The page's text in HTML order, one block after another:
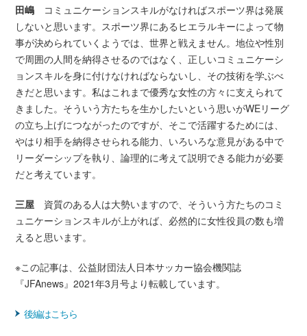
田嶋 コミュニケーションスキルがなければスポーツ界は発展
しないと思います。スポーツ界にあるヒエラルキーによって物
事が決められていくようでは、世界と戦えません。地位や性別
で周囲の人間を納得させるのではなく、正しいコミュニケーシ
ョンスキルを身に付けなければならないし、その技術を学ぶべ
きだと思います。私はこれまで優秀な女性の方々に支えられて
きました。そういう方たちを生かしたいという思いがWEリーグ
の立ち上げにつながったのですが、そこで活躍するためには、
やはり相手を納得させられる能力、いろいろな意見がある中で
リーダーシップを執り、論理的に考えて説明できる能力が必要
だと考えています。
三屋 資質のある人は大勢いますので、そういう方たちのコミ
ュニケーションスキルが上がれば、必然的に女性役員の数も増
えると思います。
※この記事は、公益財団法人日本サッカー協会機関誌
『JFAnews』2021年3月号より転載しています。
後編はこちら